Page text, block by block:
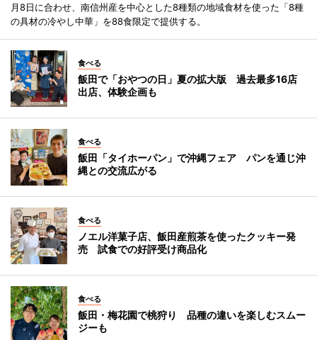
月8日に合わせ、南信州産を中心とした8種類の地域食材を使った「8種
の具材の冷やし中華」を88食限定で提供する。
食べる
飯田で「おやつの日」夏の拡大版 過去最多16店
出店、体験企画も
食べる
飯田「タイホーパン」で沖縄フェア パンを通じ沖
縄との交流広がる
食べる
ノエル洋菓子店、飯田産煎茶を使ったクッキー発
売 試食での好評受け商品化
食べる
飯田・梅花園で桃狩り 品種の違いを楽しむスムー
ジーも